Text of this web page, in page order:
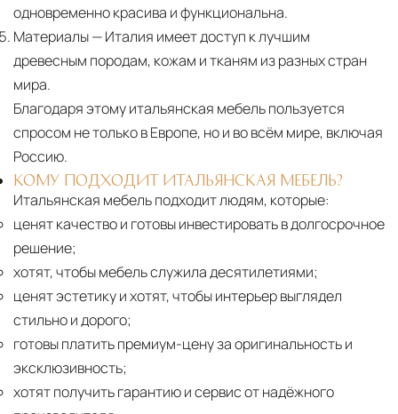
одновременно красива и функциональна.
Материалы— Италия имеет доступ к лучшим
древесным породам, кожам и тканям из разных стран
мира.
Благодаря этому итальянская мебель пользуется
спросом не только в Европе, но и во всём мире, включая
Россию.
КОМУ ПОДХОДИТ ИТАЛЬЯНСКАЯ МЕБЕЛЬ?
Итальянская мебель подходит людям, которые:
ценят качество и готовы инвестировать в долгосрочное
решение;
хотят, чтобы мебель служила десятилетиями;
ценят эстетику и хотят, чтобы интерьер выглядел
стильно и дорого;
готовы платить премиум-цену за оригинальность и
эксклюзивность;
хотят получить гарантию и сервис от надёжного